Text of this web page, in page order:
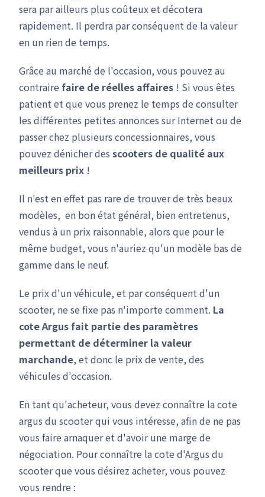
sera par ailleurs plus coûteux et décotera
rapidement. Il perdra par conséquent de la valeur
en un rien de temps.
Grâce au marché de l'occasion, vous pouvez au
contraire faire de réelles affaires ! Si vous êtes
patient et que vous prenez le temps de consulter
les différentes petites annonces sur Internet ou de
passer chez plusieurs concessionnaires, vous
pouvez dénicher des scooters de qualité aux
meilleurs prix !
Il n'est en effet pas rare de trouver de très beaux
modèles, en bon état général, bien entretenus,
vendus à un prix raisonnable, alors que pour le
même budget, vous n'auriez qu'un modèle bas de
gamme dans le neuf.
Le prix d'un véhicule, et par conséquent d'un
scooter, ne se fixe pas n'importe comment. La
cote Argus fait partie des paramètres
permettant de déterminer la valeur
marchande, et donc le prix de vente, des
véhicules d'occasion.
En tant qu'acheteur, vous devez connaître la cote
argus du scooter qui vous intéresse, afin de ne pas
vous faire arnaquer et d'avoir une marge de
négociation. Pour connaître la cote d'Argus du
scooter que vous désirez acheter, vous pouvez
vous rendre :